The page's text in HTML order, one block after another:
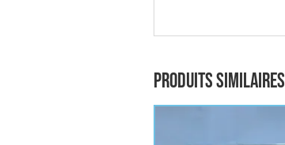
Produits similaires